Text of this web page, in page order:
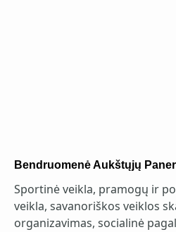
Bendruomenė Aukštųjų
Sportinė veikla, pramogų ir
veikla, savanoriškos veiklos
organizavimas, socialinė